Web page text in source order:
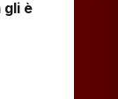
gli è